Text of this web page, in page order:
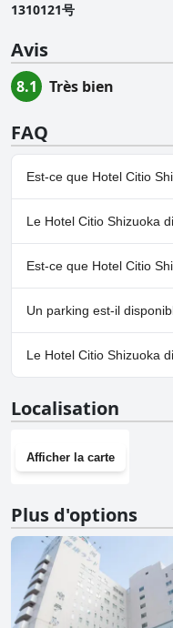
1310121号
Avis
8.1 Très bien
FAQ
Est-ce que Hotel Citio
Non, Hotel Citio Shizuoka
Le Hotel Citio Shizuoka
Non, il n'y a pas de spa à
Est-ce que Hotel Citio
Non, Hotel Citio Shizuoka
Un parking est-il
Oui, un parking est
Le Hotel Citio Shizuoka
Localisation
Afficher la carte
Plus d'options